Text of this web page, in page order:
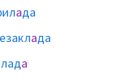
ада
ада
а